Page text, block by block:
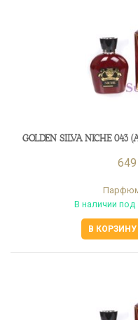
GOLDEN SILVA NICHE
В наличии под
В КОРЗИНУ